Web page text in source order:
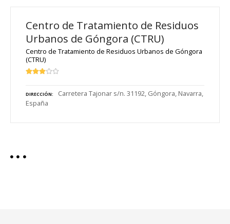
Centro de Tratamiento de Residuos
Urbanos de Góngora (CTRU)
Centro de Tratamiento de Residuos Urbanos de Góngora
(CTRU)
DIRECCIÓN
Carretera Tajonar s/n. 31192, Góngora, Navarra,
España